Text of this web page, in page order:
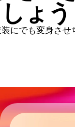
ょう
にでも変身させ